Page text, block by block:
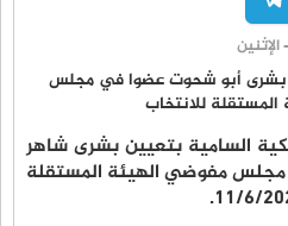
السامية بتعيين بشرى شاهر
مفوضي الهيئة المستقلة